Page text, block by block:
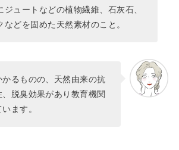
ジュートなどの植物繊維、石灰石、
などを固めた天然素材のこと。
るものの、天然由来の抗
脱臭効果があり教育機関
ます。